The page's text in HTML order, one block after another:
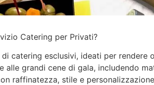
Catering per Privati?
di catering esclusivi, ideati per rendere
alle grandi cene di gala, includendo
raffinatezza, stile e personalizzazione